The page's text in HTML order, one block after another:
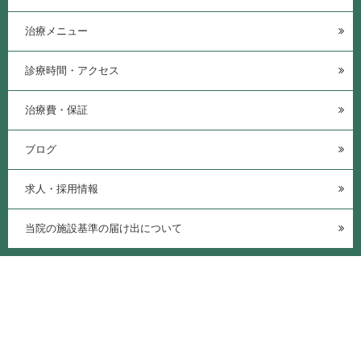
治療メニュー
診療時間・アクセス
治療費・保証
ブログ
求人・採用情報
当院の施設基準の届け出について